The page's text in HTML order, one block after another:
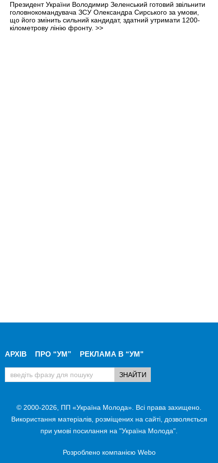
Президент України Володимир Зеленський готовий звільнити
головнокомандувача ЗСУ Олександра Сирського за умови,
що його змінить сильний кандидат, здатний утримати 1200-
кілометрову лінію фронту. >>
АРХІВ ПРО “УМ” РЕКЛАМА В “УМ"
© 2000-2026, ПП «Україна Молода». Всі права захищено.
Використання матеріалів, розміщених на сайті, дозволяється
при умові посилання на "Україна Молода".
Розроблено компанією Webo